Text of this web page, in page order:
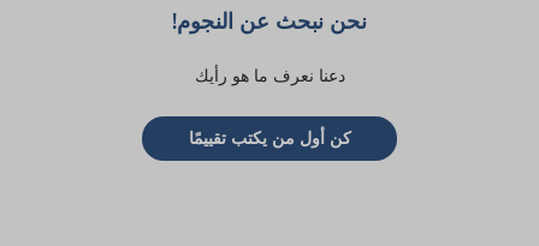
نحن نبحث عن النجوم!
دعنا نعرف ما هو رأيك
كن أول من يكتب تقييمًا